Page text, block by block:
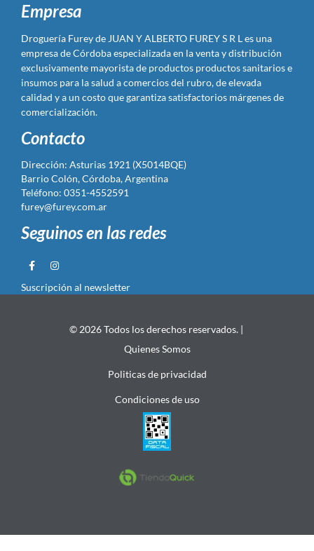
Empresa
Droguería Furey de JUAN Y ALBERTO FUREY S R L es una
empresa de Córdoba especializada en la venta y distribución
exclusivamente mayorista de productos productos sanitarios e
insumos para la salud a comercios del rubro, de elevada
calidad y a un costo que garantiza satisfactorios márgenes de
comercialización.
Contacto
Dirección: Asturias 1921 (X5014BQE)
Barrio Colón, Córdoba, Argentina
Teléfono: 0351-4552591
furey@furey.com.ar
Seguinos en las redes
Suscripción al newsletter
© 2026 Todos los derechos reservados. |
Quienes Somos
Politicas de privacidad
Condiciones de uso